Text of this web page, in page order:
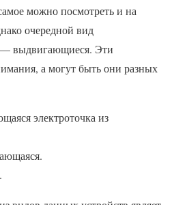
можно посмотреть и на
очередной вид
— выдвигающиеся. Эти
а могут быть они разных
электроточка из